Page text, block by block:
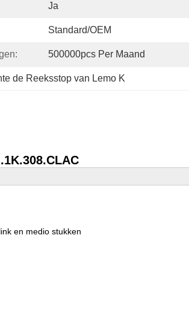
Ja
Standard/OEM
500000pcs Per Maand
de Reeksstop van Lemo K
en medio stukken